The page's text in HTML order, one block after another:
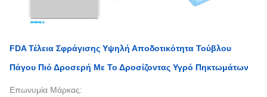
FDA Τέλεια Σφράγισης Υψηλή Αποδοτικότητα Τούβλου
Πάγου Πιό Δροσερή Με Το Δροσίζοντας Υγρό Πηκτωμάτων
Επωνυμία Μάρκας: